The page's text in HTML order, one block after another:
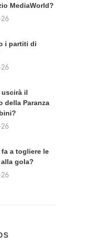
MediaWorld?
i partiti di
il
della Paranza
fa a togliere le
gola?